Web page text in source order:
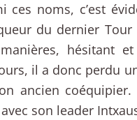
ces noms, c’est
du dernier Tour
hésitant
il a donc perdu
ancien
son leader